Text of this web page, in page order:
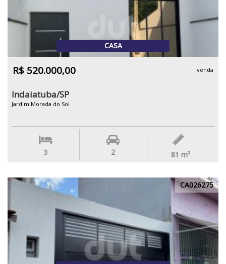
CASA
R$ 520.000,00 venda
Indaiatuba/SP
Jardim Morada do Sol
3 2 81 m²
CA026275